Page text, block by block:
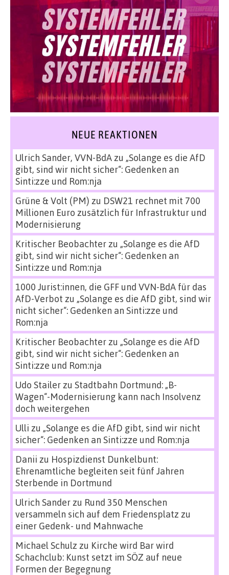
NEUE REAKTIONEN
Ulrich Sander, VVN-BdAzu „Solange es die AfD
gibt, sind wir nicht sicher“: Gedenken an
Sinti:zze und Rom:nja
Grüne & Volt (PM) zu DSW21 rechnet mit 700
Millionen Euro zusätzlich für Infrastruktur und
Modernisierung
Kritischer Beobachterzu „Solange es die AfD
gibt, sind wir nicht sicher“: Gedenken an
Sinti:zze und Rom:nja
1000 Jurist:innen, die GFF und VVN-BdA für das
AfD-Verbot zu „Solange es die AfD gibt, sind wir
nicht sicher“: Gedenken an Sinti:zze und
Rom:nja
Kritischer Beobachterzu „Solange es die AfD
gibt, sind wir nicht sicher“: Gedenken an
Sinti:zze und Rom:nja
Udo Stailerzu Stadtbahn Dortmund: „B-
Wagen“-Modernisierung kann nach Insolvenz
doch weitergehen
Ulli zu „Solange es die AfD gibt, sind wir nicht
sicher“: Gedenken an Sinti:zze und Rom:nja
Danii zu Hospizdienst Dunkelbunt:
Ehrenamtliche begleiten seit fünf Jahren
Sterbende in Dortmund
Ulrich Sanderzu Rund 350 Menschen
versammeln sich auf dem Friedensplatz zu
einer Gedenk- und Mahnwache
Michael Schulz zu Kirche wird Bar wird
Schachclub: Kunst setzt im SÖZ auf neue
Formen der Begegnung